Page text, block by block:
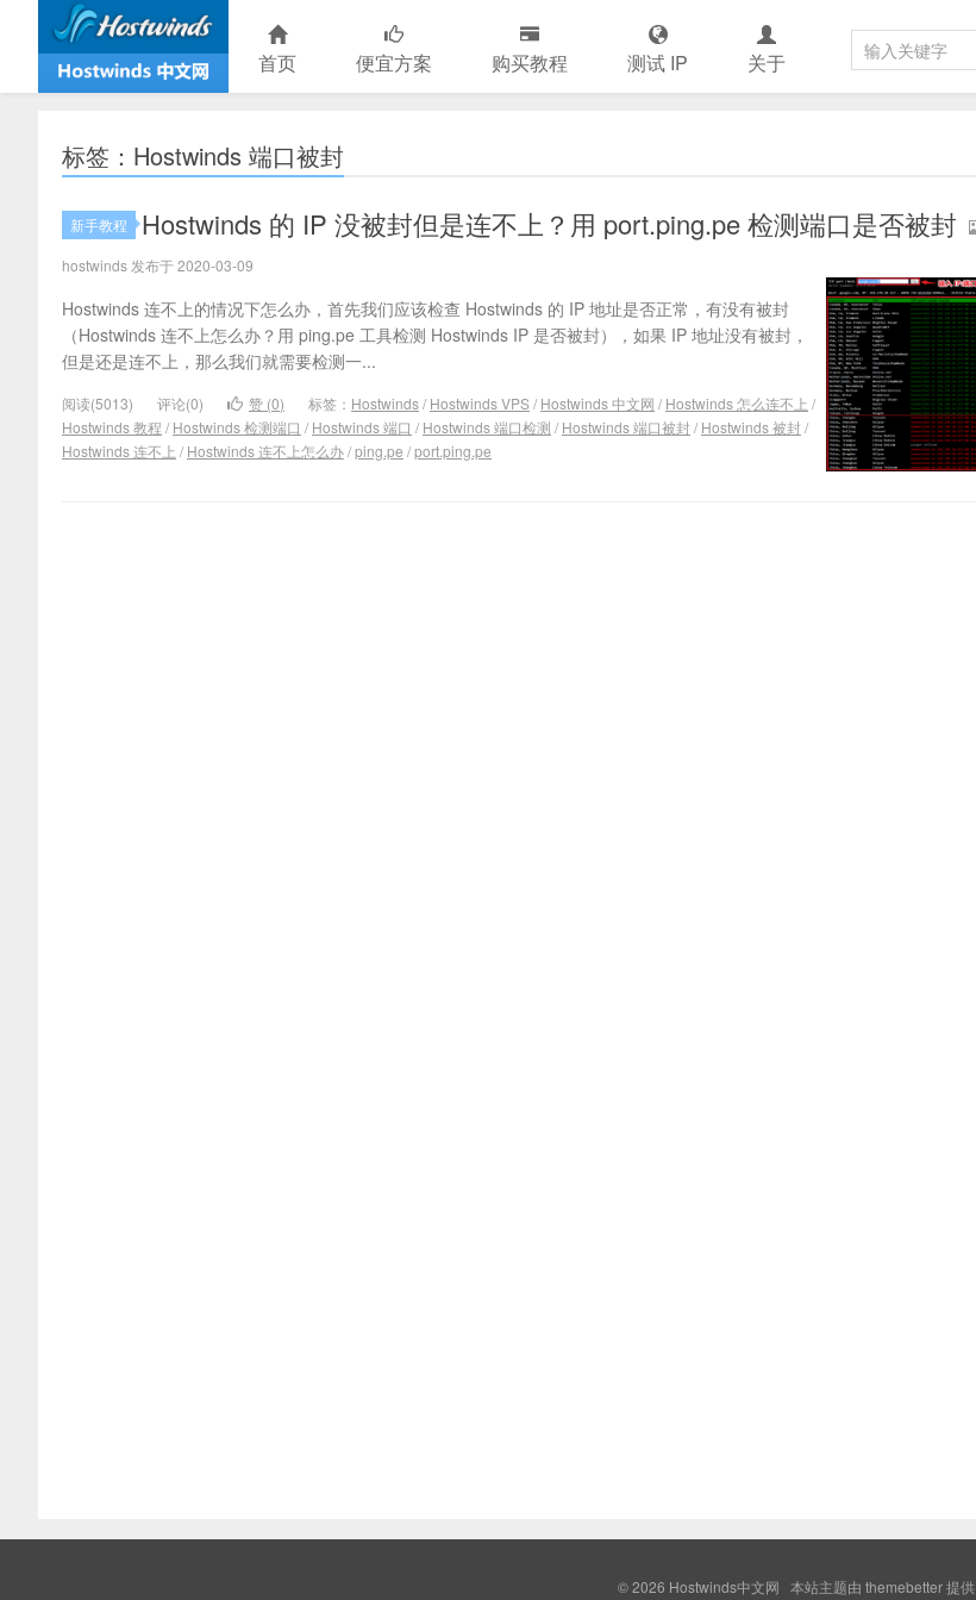
首页 便宜方案 购买教程 测试 IP 关于
标签：Hostwinds 端口被封
新手教程 Hostwinds 的 IP 没被封但是连不上？用 port.ping.pe 检测端口是否被封
hostwinds 发布于 2020-03-09
Hostwinds 连不上的情况下怎么办，首先我们应该检查 Hostwinds 的 IP 地址是否正常，有没有被封
（Hostwinds 连不上怎么办？用 ping.pe 工具检测 Hostwinds IP 是否被封），如果 IP 地址没有被封，
但是还是连不上，那么我们就需要检测一...
阅读(5013) 评论(0) 赞 (0) 标签： Hostwinds/ Hostwinds VPS/ Hostwinds 中文网 / Hostwinds 怎么连不上 /
Hostwinds 教程 / Hostwinds 检测端口 / Hostwinds 端口 / Hostwinds 端口检测 / Hostwinds 端口被封/ Hostwinds 被封/
Hostwinds 连不上 / Hostwinds 连不上怎么办/ping.pe /port.ping.pe
© 2026 Hostwinds中文网 本站主题由 themebetter提供